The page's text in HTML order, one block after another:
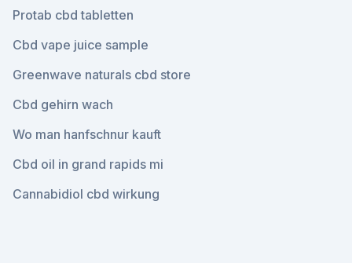
Protab cbd tabletten
Cbd vape juice sample
Greenwave naturals cbd store
Cbd gehirn wach
Wo man hanfschnur kauft
Cbd oil in grand rapids mi
Cannabidiol cbd wirkung